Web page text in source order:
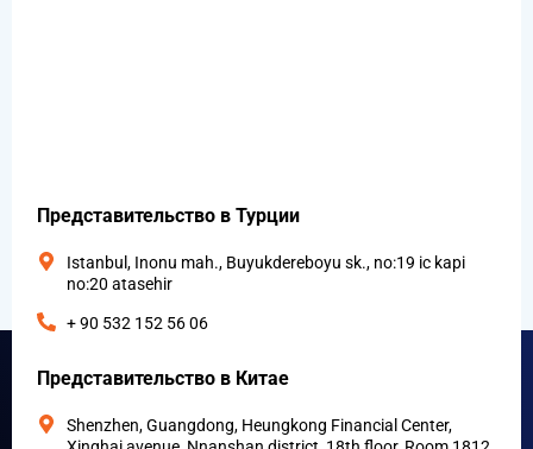
Представительство в Турции
Istanbul, Inonu mah., Buyukdereboyu sk., no:19 ic kapi
no:20 atasehir
+ 90 532 152 56 06
Представительство в Китае
Shenzhen, Guangdong, Heungkong Financial Center,